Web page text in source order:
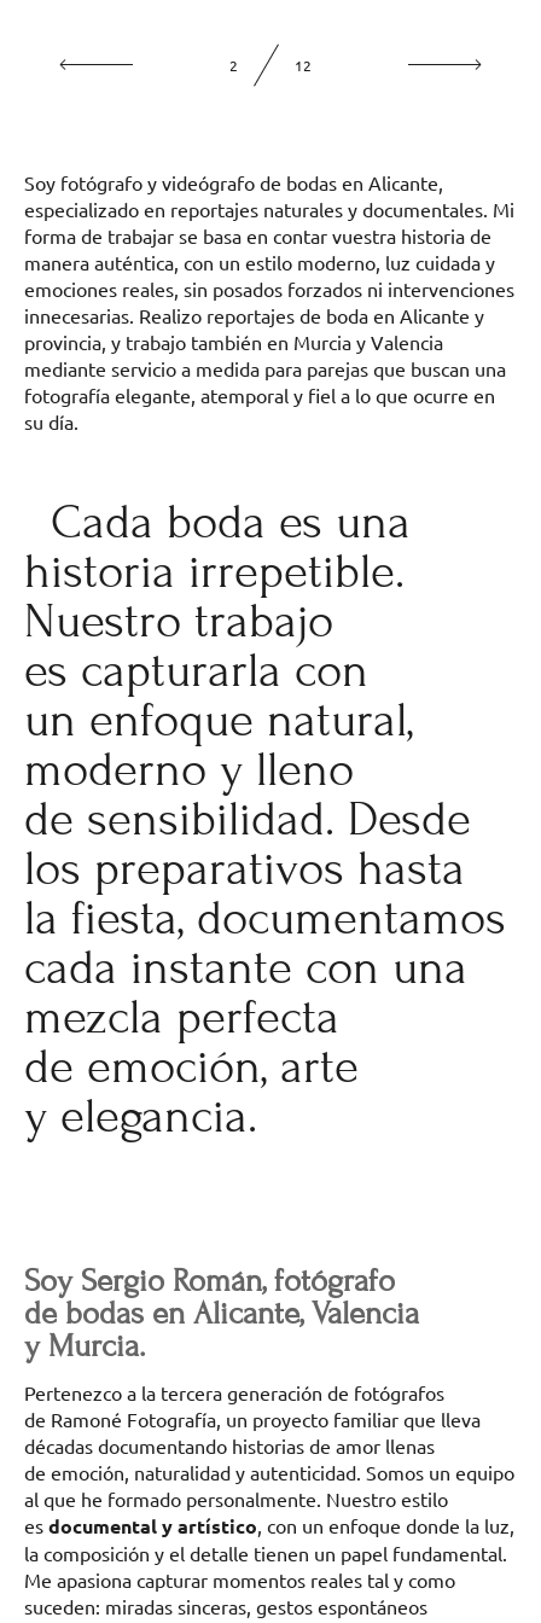
2 12
Soy fotógrafo y videógrafo de bodas en Alicante,
especializado en reportajes naturales y documentales. Mi
forma de trabajar se basa en contar vuestra historia de
manera auténtica, con un estilo moderno, luz cuidada y
emociones reales, sin posados forzados ni intervenciones
innecesarias. Realizo reportajes de boda en Alicante y
provincia, y trabajo también en Murcia y Valencia
mediante servicio a medida para parejas que buscan una
fotografía elegante, atemporal y fiel a lo que ocurre en
su día.
Cada boda es una
historia irrepetible.
Nuestro trabajo
es capturarla con
un enfoque natural,
moderno y lleno
de sensibilidad. Desde
los preparativos hasta
la fiesta, documentamos
cada instante con una
mezcla perfecta
de emoción, arte
y elegancia.
Soy Sergio Román, fotógrafo
de bodas en Alicante, Valencia
y Murcia.
Pertenezco a la tercera generación de fotógrafos
de Ramoné Fotografía, un proyecto familiar que lleva
décadas documentando historias de amor llenas
de emoción, naturalidad y autenticidad. Somos un equipo
al que he formado personalmente. Nuestro estilo
es documental y artístico , con un enfoque donde la luz,
la composición y el detalle tienen un papel fundamental.
Me apasiona capturar momentos reales tal y como
suceden: miradas sinceras, gestos espontáneos